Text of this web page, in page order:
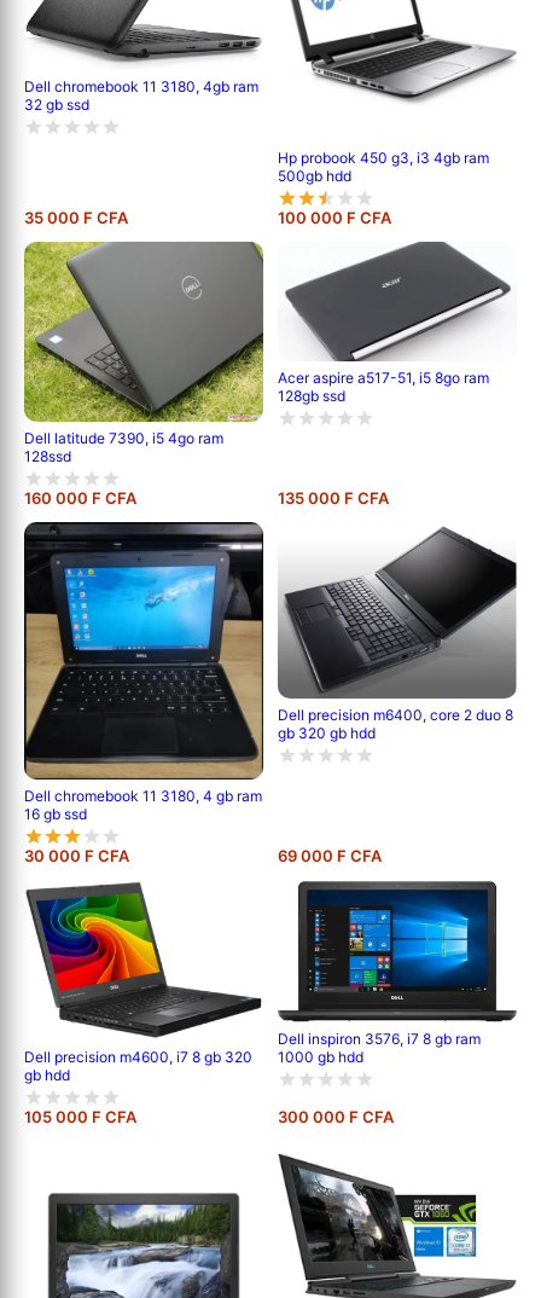
Dell chromebook 11 3180, 4gb ram
32 gb ssd
35 000 F CFA
Hp probook 450 g3, i3 4gb ram
500gb hdd
100 000 F CFA
Dell latitude 7390, i5 4go ram
128ssd
160 000 F CFA
Acer aspire a517-51, i5 8go ram
128gb ssd
135 000 F CFA
Dell chromebook 11 3180, 4 gb ram
16 gb ssd
30 000 F CFA
Dell precision m6400, core 2 duo 8
gb 320 gb hdd
69 000 F CFA
Dell precision m4600, i7 8 gb 320
gb hdd
105 000 F CFA
Dell inspiron 3576, i7 8 gb ram
1000 gb hdd
300 000 F CFA